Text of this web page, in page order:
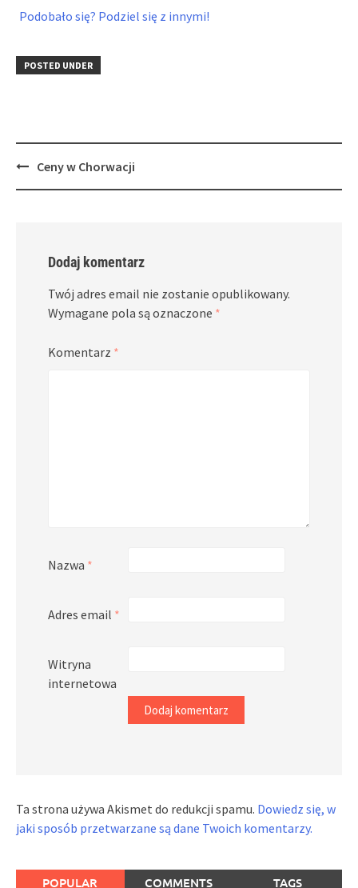
Podobało się? Podziel się z innymi!
POSTED UNDER
PostCeny w Chorwacji
Dodaj komentarz
Twój adres email nie zostanie opublikowany.
Wymagane pola są oznaczone *
Komentarz *
Nazwa *
Adres email *
Witryna
internetowa
Ta strona używa Akismet do redukcji spamu. Dowiedz się, w
jaki sposób przetwarzane są dane Twoich komentarzy.
POPULAR COMMENTS TAGS